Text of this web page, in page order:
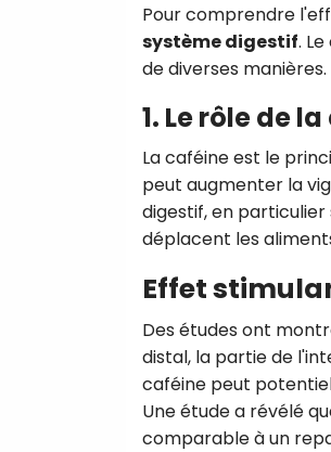
Pour comprendre
système digestif.
de diverses manières.
1. Le rôle de
La caféine est le
peut augmenter la
digestif, en particulier
déplacent les
Effet
Des études ont
distal, la partie de
caféine peut
Une étude a révélé
comparable à un